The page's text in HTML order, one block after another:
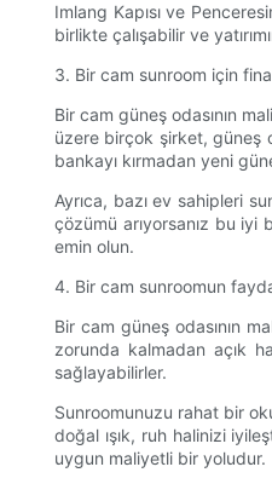
Imlang Kapısı ve
birlikte çalışabilir ve
3. Bir cam sunroom için
Bir cam güneş odasının
üzere birçok şirket, güneş
bankayı kırmadan yeni
Ayrıca, bazı ev sahipleri
çözümü arıyorsanız bu iyi
emin olun.
4. Bir cam sunroomun
Bir cam güneş odasının
zorunda kalmadan açık
sağlayabilirler.
Sunroomunuzu rahat bir
doğal ışık, ruh halinizi
uygun maliyetli bir yoludur.